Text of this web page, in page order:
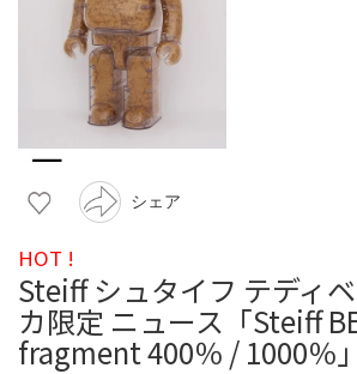
シェア
HOT !
Steiff シュタイフ テディ
カ限定 ニュース「Steiff
fragment 400％ / 1000％